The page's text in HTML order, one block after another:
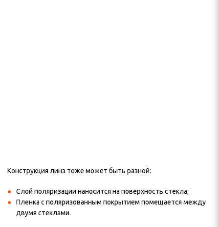
Конструкция линз тоже может быть разной:
Слой поляризации наносится на поверхность стекла;
Пленка с поляризованным покрытием помещается между
двумя стеклами.